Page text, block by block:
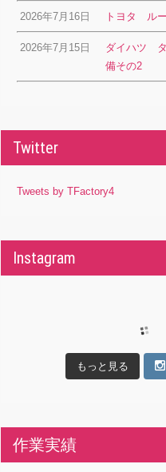
2026年7月16日 トヨタ ル
2026年7月15日
ダイハツ
備その2
Twitter
Tweets by TFactory4
Instagram
もっと見る
作業実績